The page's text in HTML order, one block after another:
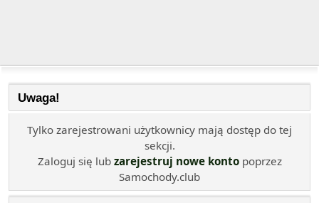
Uwaga!
Tylko zarejestrowani użytkownicy mają dostęp do tej
sekcji.
Zaloguj się lub zarejestruj nowe kontopoprzez
Samochody.club